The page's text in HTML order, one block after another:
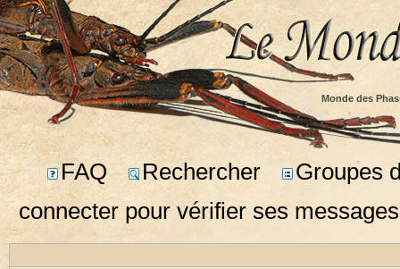
Monde des
FAQ Rechercher
Groupes
connecter pour vérifier ses